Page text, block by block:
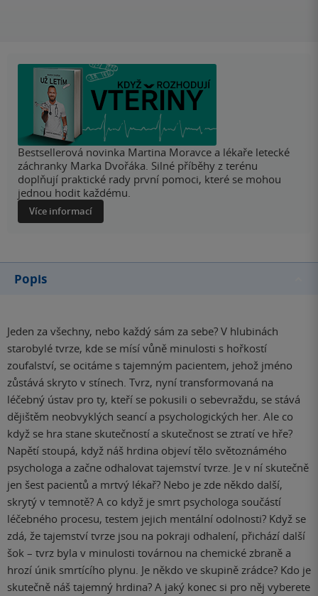
Bestsellerová novinka Martina Moravce a lékaře letecké
záchranky Marka Dvořáka. Silné příběhy z terénu
doplňují praktické rady první pomoci, které se mohou
jednou hodit každému.
Více informací
Popis
Jeden za všechny, nebo každý sám za sebe? V hlubinách
starobylé tvrze, kde se mísí vůně minulosti s hořkostí
zoufalství, se ocitáme s tajemným pacientem, jehož jméno
zůstává skryto v stínech. Tvrz, nyní transformovaná na
léčebný ústav pro ty, kteří se pokusili o sebevraždu, se stává
dějištěm neobvyklých seancí a psychologických her. Ale co
když se hra stane skutečností a skutečnost se ztratí ve hře?
Napětí stoupá, když náš hrdina objeví tělo světoznámého
psychologa a začne odhalovat tajemství tvrze. Je v ní skutečně
jen šest pacientů a mrtvý lékař? Nebo je zde někdo další,
skrytý v temnotě? A co když je smrt psychologa součástí
léčebného procesu, testem jejich mentální odolnosti? Když se
zdá, že tajemství tvrze jsou na pokraji odhalení, přichází další
šok – tvrz byla v minulosti továrnou na chemické zbraně a
hrozí únik smrtícího plynu. Je někdo ve skupině zrádce? Kdo je
skutečně náš tajemný hrdina? A jaký konec si pro něj vyberete